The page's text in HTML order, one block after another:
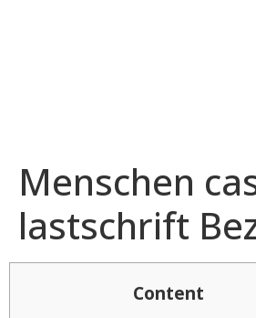
Menschen
lastschrift
Content